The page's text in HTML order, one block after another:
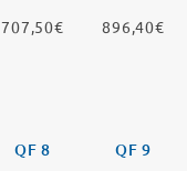
707,50€ 896,40€
QF 8 QF 9